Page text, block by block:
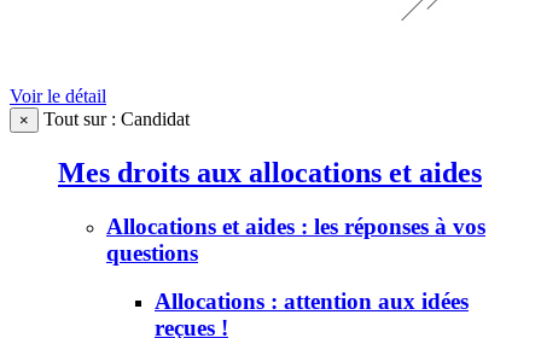
Voir le détail
× Tout sur : Candidat
Mes droits aux allocations et aides
Allocations et aides : les réponses à vos
questions
Allocations : attention aux idées
reçues !